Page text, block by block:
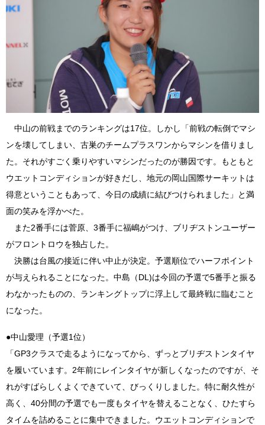
中山の前戦までのランキングは17位。しかし「前戦の転倒でマシ
ンを壊してしまい、古巣のチームプラスワンからマシンを借りまし
た。それがすごく乗りやすいマシンだったのが勝因です。もともと
ウエットコンディションが好きだし、地元の岡山国際サーキットは
得意ということもあって、今日の成績に結びつけられました」と満
面の笑みを浮かべた。
また2番手には菅原、3番手に福嶋がつけ、ブリヂストンユーザー
がフロントロウを独占した。
決勝は台風の接近に伴い中止が決定。予選順位でハーフポイント
が与えられることになった。中島（DL)は今回の予選で5番手と振る
わなかったものの、ランキングトップに浮上して最終戦に臨むこと
になった。
●中山愛理（予選1位）
「GP3クラスで走るようになってから、ずっとブリヂストンタイヤ
を履いています。2年前にレインタイヤが新しくなったのですが、そ
れがすばらしくよくできていて、びっくりしました。特に耐久性が
高く、40分間の予選でも一度もタイヤを替えることなく、ひたすら
タイムを詰めることに集中できました。ウエットコンディションで